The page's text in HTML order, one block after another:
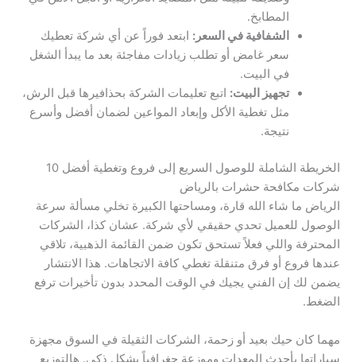
المطابخ.
الشفافية في السعر: ابتعد فوراً عن أي شركة تعطيك
سعر غامض أو تطلب زيادات مفاجئة بعد ما يبدأ الشغل
في البيت.
تجهيز البيت: اتبع تعليمات الشركة بحذافيرها قبل الرش،
مثل تغطية الأكل وإبعاد المواعين لضمان أفضل وأسرع
نتيجة.
الخريطة الشاملة للوصول السريع إلى فروع وتغطية أفضل 10
شركات مكافحة حشرات بالرياض
الرياض ما شاء الله قارة، ومساحتها الكبيرة تخلي مسألة سرعة
الوصول للعميل تحدي حقيقي لأي شركة. عشان كذا، الشركات
المحترفة واللي فعلاً تستحق تكون ضمن القائمة الذهبية، تلاقي
عندها فروع أو فرق متنقلة تغطي كافة الاتجاهات. هذا الانتشار
يضمن لك إن الفني يجيك في الوقت المحدد بدون تأخيرات ترفع
الضغط.
مهما كان حيك بعيد أو زحمة، الشركات الثقيلة في السوق مجهزة
سياراتها بأحدث المعدات وموزعة جغرافياً بشكل ذكي. هالتوزيع